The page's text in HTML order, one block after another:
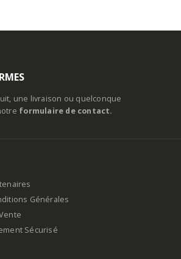
une livraison ou quelconque
formulaire de contact.
Générales
Sécurisé